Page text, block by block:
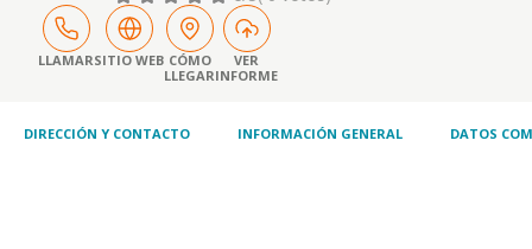
compraventa de viviendas, locales, industrias
y negocios la explotacion y arrendamiento
de propiedades inmobiliarias de cualquier
clase la pa
LLAMARSITIO WEB CÓMO
LLEGAR
VER
INFORME
DIRECCIÓN Y CONTACTO INFORMACIÓN GENERAL DATOS